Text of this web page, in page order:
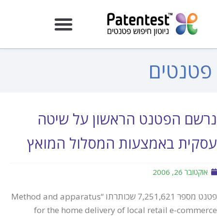
פטנטים
נרשם הפטנט הראשון על שיטה
עסקית באמצעות המסלול המואץ
אוקטובר 26, 2006
פטנט מספר 7,251,621 שכותרתו “Method and apparatus
for the home delivery of local retail e-commerce